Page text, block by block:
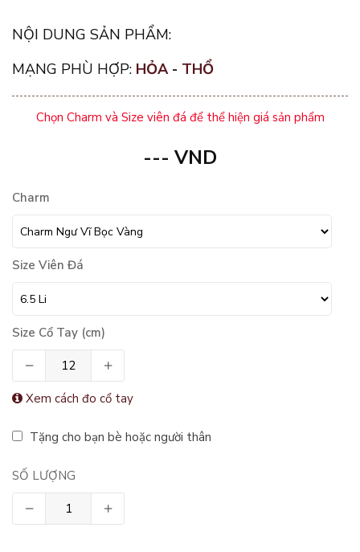
NỘI DUNG SẢN PHẨM:
MẠNG PHÙ HỢP: HỎA - THỔ
Chọn Charm và Size viên đá để thể hiện giá sản phẩm
--- VND
Charm
Size Viên Đá
Size Cổ Tay (cm)
Xem cách đo cổ tay
Tặng cho bạn bè hoặc người thân
SỐ LƯỢNG